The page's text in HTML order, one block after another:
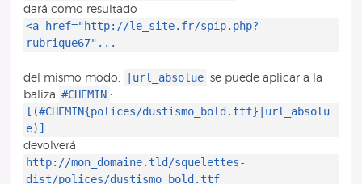
dará como resultado
<a href="http://le_site.fr/spip.php?
rubrique67"...
del mismo modo, |url_absolue se puede aplicar a la
baliza #CHEMIN :
[(#CHEMIN{polices/dustismo_bold.ttf}|url_absolu
e)]
devolverá
http://mon_domaine.tld/squelettes-
dist/polices/dustismo_bold.ttf